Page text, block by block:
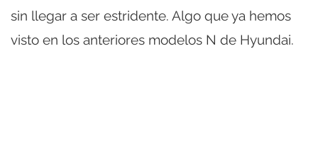
sin llegar a ser estridente. Algo que ya hemos
visto en los anteriores modelos N de Hyundai.